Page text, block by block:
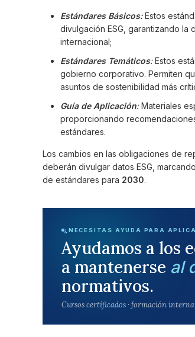
Estándares Básicos:Estos
divulgación ESG, garantizando
internacional;
Estándares Temáticos:Estos
gobierno corporativo. Permiten
asuntos de sostenibilidad más
Guía de Aplicación:Materiales
proporcionando
estándares.
Los cambios en las obligaciones de
deberán divulgar datos ESG,
de estándares para 2030.
¿NECESITAS AYUDA PARA
Ayudamos a los
a mantenerse al
normativos.
Cursos certificados · formación